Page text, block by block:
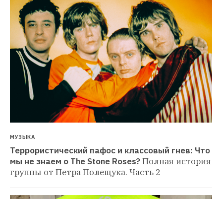
МУЗЫКА
Террористический пафос и классовый гнев: Что
мы не знаем о The Stone Roses?Полная история
группы от Петра Полещука. Часть 2